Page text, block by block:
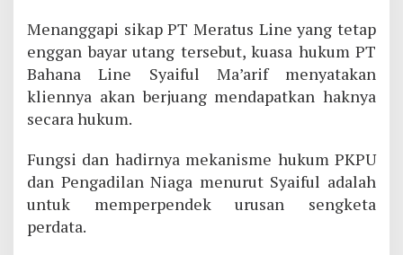
Menanggapi sikap PT Meratus Line yang tetap
enggan bayar utang tersebut, kuasa hukum PT
Bahana Line Syaiful Ma’arif menyatakan
kliennya akan berjuang mendapatkan haknya
secara hukum.
Fungsi dan hadirnya mekanisme hukum PKPU
dan Pengadilan Niaga menurut Syaiful adalah
untuk memperpendek urusan sengketa
perdata.